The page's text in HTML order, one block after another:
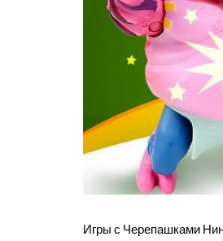
Игры с Черепашками